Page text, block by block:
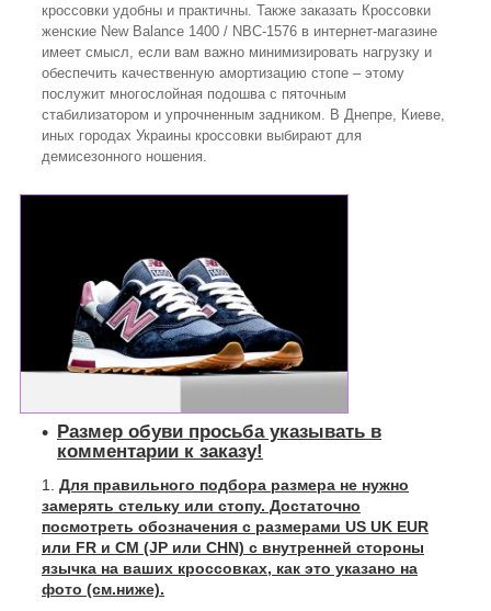
кроссовки удобны и практичны. Также заказать Кроссовки
женские New Balance 1400 / NBC-1576 в интернет-магазине
имеет смысл, если вам важно минимизировать нагрузку и
обеспечить качественную амортизацию стопе – этому
послужит многослойная подошва с пяточным
стабилизатором и упрочненным задником. В Днепре, Киеве,
иных городах Украины кроссовки выбирают для
демисезонного ношения.
Размер обуви просьба указывать в
комментарии к заказу!
Для правильного подбора размера не нужно
замерять стельку или стопу. Достаточно
посмотреть обозначения с размерами US UK EUR
или FR и СМ (JP или CHN) с внутренней стороны
язычка на ваших кроссовках, как это указано на
фото (см.ниже).